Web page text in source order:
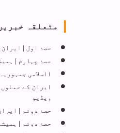
متعلقہ
حصۂ اول |
حصۂ چہارم |
ااسلامی
ایران کے
ویڈیو
حصۂ دوئم |
حصۂ دوئم |